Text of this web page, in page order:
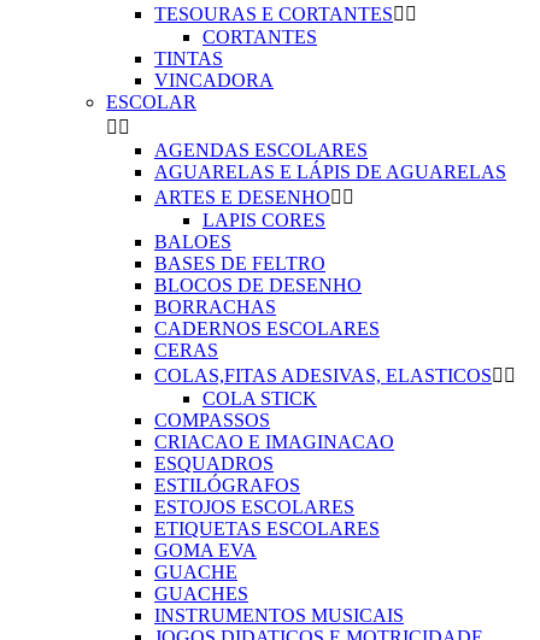
TESOURAS E CORTANTES 
CORTANTES
TINTAS
VINCADORA
ESCOLAR
 
AGENDAS ESCOLARES
AGUARELAS E LÁPIS DE AGUARELAS
ARTES E DESENHO 
LAPIS CORES
BALOES
BASES DE FELTRO
BLOCOS DE DESENHO
BORRACHAS
CADERNOS ESCOLARES
CERAS
COLAS,FITAS ADESIVAS, ELASTICOS 
COLA STICK
COMPASSOS
CRIACAO E IMAGINACAO
ESQUADROS
ESTILÓGRAFOS
ESTOJOS ESCOLARES
ETIQUETAS ESCOLARES
GOMA EVA
GUACHE
GUACHES
INSTRUMENTOS MUSICAIS